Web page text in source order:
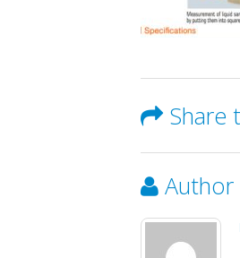
Share
Author